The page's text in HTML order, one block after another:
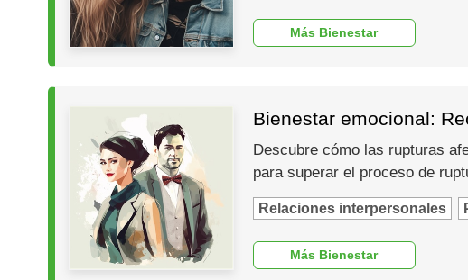
Más Bienestar
Bienestar emocional:
Descubre cómo las rupturas
para superar el proceso de
Relaciones interpersonales
Más Bienestar